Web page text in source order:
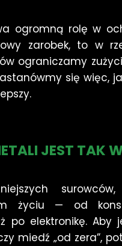
ogromną rolę w
zarobek, to w
ograniczamy
się więc,
JEST TAK
surowców,
życiu — od
po elektronikę. Aby
miedź „od zera”,